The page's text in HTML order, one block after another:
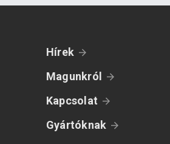
Hírek
Magunkról
Kapcsolat
Gyártóknak